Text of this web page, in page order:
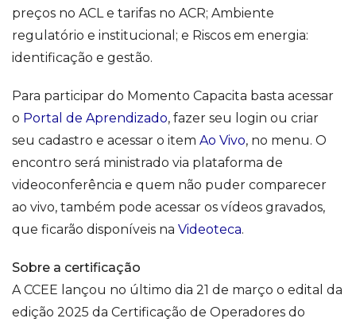
preços no ACL e tarifas no ACR; Ambiente
regulatório e institucional; e Riscos em energia:
identificação e gestão.
Para participar do Momento Capacita basta acessar
o Portal de Aprendizado, fazer seu login ou criar
seu cadastro e acessar o item Ao Vivo, no menu. O
encontro será ministrado via plataforma de
videoconferência e quem não puder comparecer
ao vivo, também pode acessar os vídeos gravados,
que ficarão disponíveis na Videoteca.
Sobre a certificação
A CCEE lançou no último dia 21 de março o edital da
edição 2025 da Certificação de Operadores do